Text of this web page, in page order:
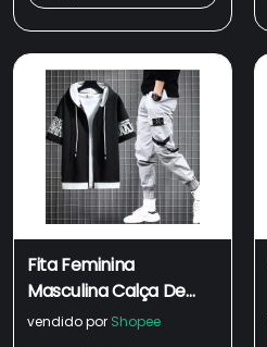
Fita Feminina
Masculina Calça De
Rua Cargo Hip Hop
vendido por Shopee